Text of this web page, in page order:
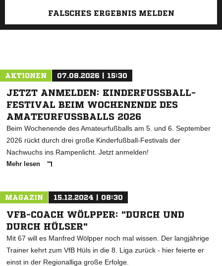
FALSCHES ERGEBNIS MELDEN
AKTIONEN 07.08.2026 | 15:30
JETZT ANMELDEN: KINDERFUSSBALL-F
ESTIVAL BEIM WOCHENENDE DES A
MATEURFUSSBALLS 2026
Beim Wochenende des Amateurfußballs am 5. und 6. September
2026 rückt durch drei große Kinderfußball-Festivals der
Nachwuchs ins Rampenlicht. Jetzt anmelden!
Mehr lesen
MAGAZIN 15.12.2024 | 08:30
VFB-COACH WÖLPPER: "DURCH UND
DURCH HÜLSER"
Mit 67 will es Manfred Wölpper noch mal wissen. Der langjährige
Trainer kehrt zum VfB Hüls in die 8. Liga zurück - hier feierte er
einst in der Regionalliga große Erfolge.